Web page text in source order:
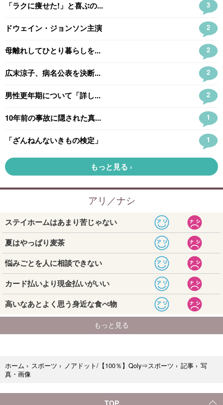
ホーム › スポーツ › ノアドット/【100％】Qoly⇒スポーツ › 記事 › 写
真・画像